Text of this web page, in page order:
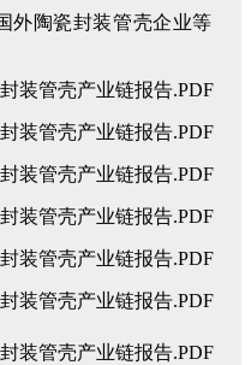
外陶瓷封装管壳企业等